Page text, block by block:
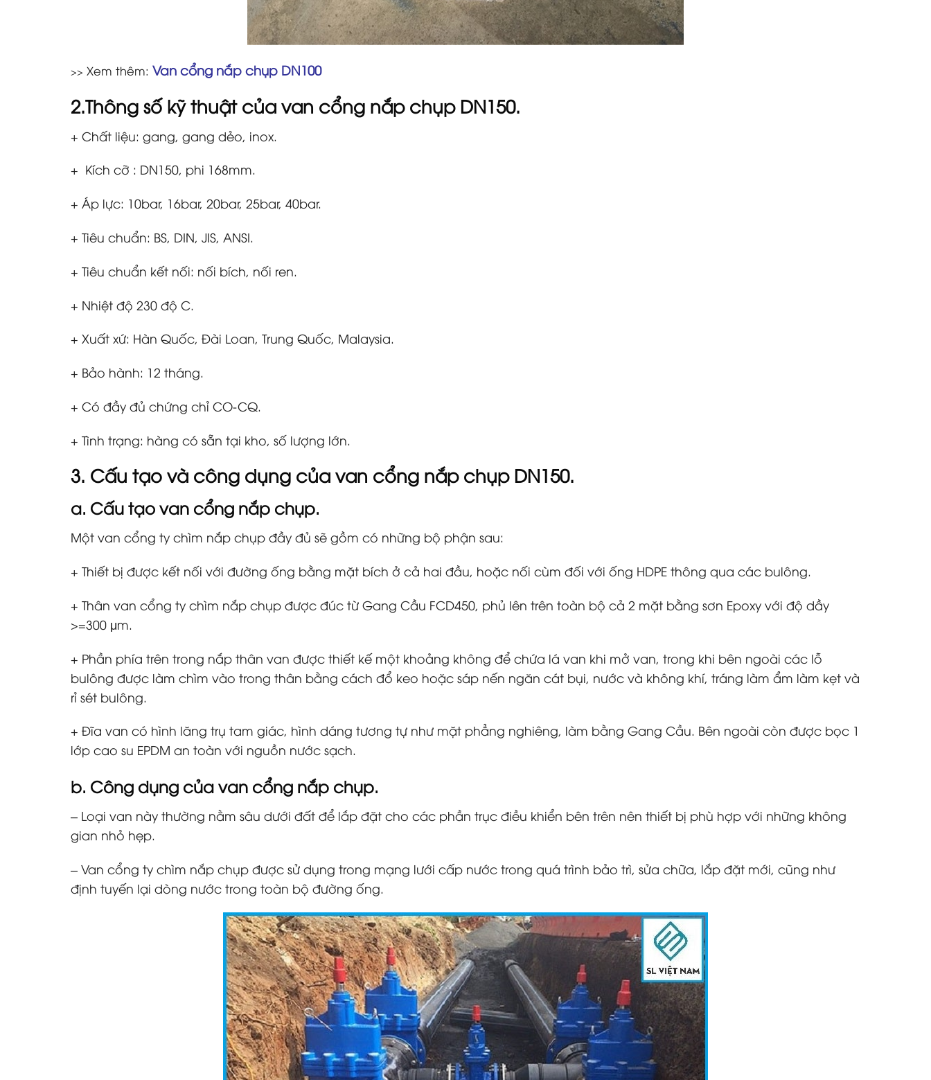
>> Xem thêm: Van cổng nắp chụp DN100
2.Thông số kỹ thuật của van cổng nắp chụp DN150.
+ Chất liệu: gang, gang dẻo, inox.
+ Kích cỡ : DN150, phi 168mm.
+ Áp lực: 10bar, 16bar, 20bar, 25bar, 40bar.
+ Tiêu chuẩn: BS, DIN, JIS, ANSI.
+ Tiêu chuẩn kết nối: nối bích, nối ren.
+ Nhiệt độ 230 độ C.
+ Xuất xứ: Hàn Quốc, Đài Loan, Trung Quốc, Malaysia.
+ Bảo hành: 12 tháng.
+ Có đầy đủ chứng chỉ CO-CQ.
+ Tình trạng: hàng có sẵn tại kho, số lượng lớn.
3. Cấu tạo và công dụng của van cổng nắp chụp DN150.
a. Cấu tạovan cổng nắp chụp.
Một van cổng ty chìm nắp chụp đầy đủ sẽ gồm có những bộ phận sau:
+ Thiết bị được kết nối với đường ống bằng mặt bích ở cả hai đầu, hoặc nối cùm đối với ống HDPE thông qua các bulông.
+ Thân van cổng ty chìm nắp chụp được đúc từ Gang Cầu FCD450, phủ lên trên toàn bộ cả 2 mặt bằng sơn Epoxy với độ dầy
>=300 μm.
+ Phần phía trên trong nắp thân van được thiết kế một khoảng không để chứa lá van khi mở van, trong khi bên ngoài các lỗ
bulông được làm chìm vào trong thân bằng cách đổ keo hoặc sáp nến ngăn cát bụi, nước và không khí, tráng làm ẩm làm kẹt và
rỉ sét bulông.
+ Đĩa van có hình lăng trụ tam giác, hình dáng tương tự như mặt phẳng nghiêng, làm bằng Gang Cầu. Bên ngoài còn được bọc 1
lớp cao su EPDM an toàn với nguồn nước sạch.
b. Công dụng củavan cổng nắp chụp.
– Loại van này thường nằm sâu dưới đất để lắp đặt cho các phần trục điều khiển bên trên nên thiết bị phù hợp với những không
gian nhỏ hẹp.
– Van cổng ty chìm nắp chụp được sử dụng trong mạng lưới cấp nước trong quá trình bảo trì, sửa chữa, lắp đặt mới, cũng như
định tuyến lại dòng nước trong toàn bộ đường ống.